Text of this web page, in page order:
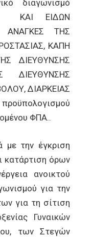
διαγωνισμό
ΚΑΙ ΕΙΔΩΝ
ΑΝΑΓΚΕΣ ΤΗΣ
ΚΑΠΗ
ΔΙΕΥΘΥΝΣΗΣ
ΔΙΕΥΘΥΝΣΗΣ
ΔΙΑΡΚΕΙΑΣ
ΦΠΑ..
την έγκριση
κατάρτιση όρων
ανοικτού
για την
για τη σίτιση
Γυναικών
των Στεγών